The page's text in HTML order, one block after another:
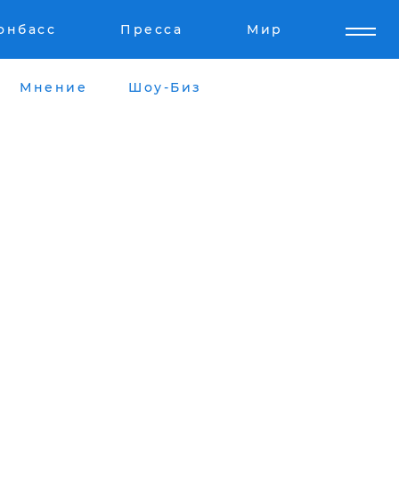
Пресса Мир
Мнение Шоу-Биз